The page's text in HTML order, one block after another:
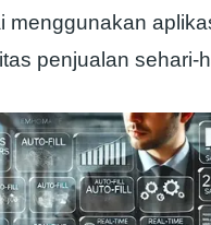
menggunakan
penjualan sehari-